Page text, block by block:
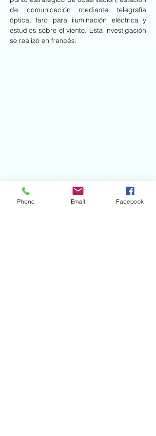
de comunicación mediante telegrafía
óptica, faro para iluminación eléctrica y
estudios sobre el viento. Esta investigación
se realizó en francés.
Phone Email Facebook